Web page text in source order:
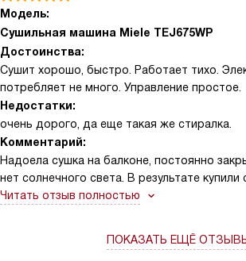
Модель:
Сушильная машина Miele TEJ675WP
Достоинства:
Сушит хорошо, быстро. Работает тихо.
потребляет не много. Управление простое.
Недостатки:
очень дорого, да еще такая же стиралка.
Комментарий:
Надоела сушка на балконе, постоянно
нет солнечного света. В результате купили
Довольна. Отпала проблема развешивания,
Читать отзыв полностью
ПОКАЗАТЬ ЕЩЁ